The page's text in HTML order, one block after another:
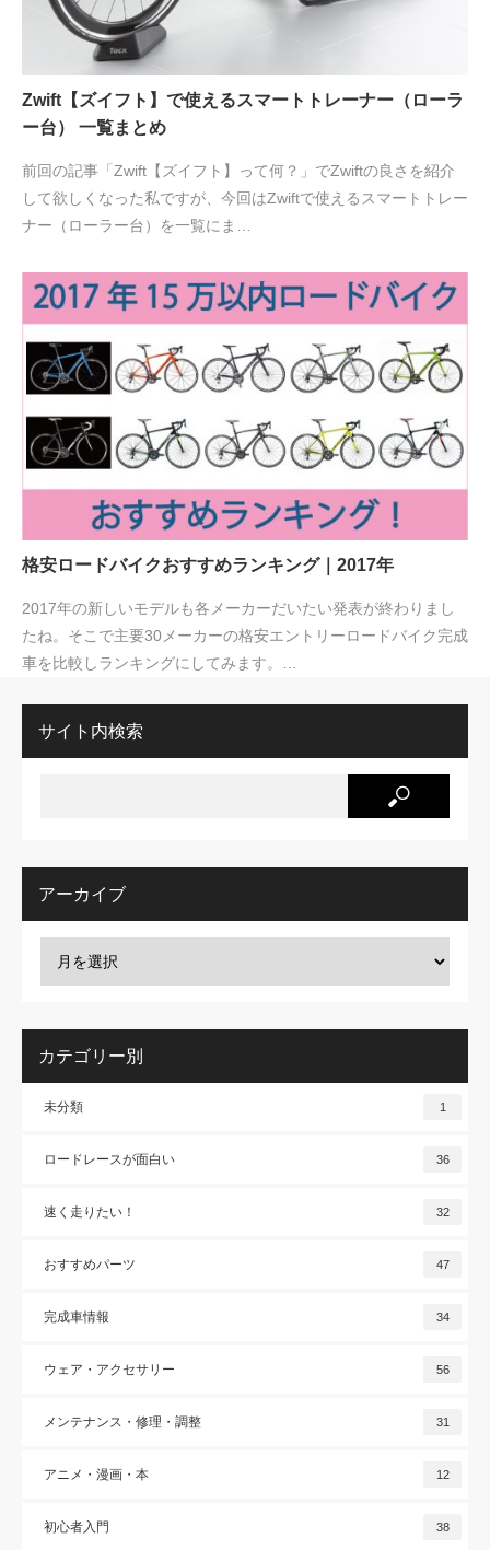
Zwift【ズイフト】で使えるスマートトレーナー（ローラ
ー台） 一覧まとめ
前回の記事「Zwift【ズイフト】って何？」でZwiftの良さを紹介
して欲しくなった私ですが、今回はZwiftで使えるスマートトレー
ナー（ローラー台）を一覧にま…
格安ロードバイクおすすめランキング｜2017年
2017年の新しいモデルも各メーカーだいたい発表が終わりまし
たね。そこで主要30メーカーの格安エントリーロードバイク完成
車を比較しランキングにしてみます。…
サイト内検索
アーカイブ
カテゴリー別
未分類 1
ロードレースが面白い 36
速く走りたい！ 32
おすすめパーツ 47
完成車情報 34
ウェア・アクセサリー 56
メンテナンス・修理・調整 31
アニメ・漫画・本 12
初心者入門 38